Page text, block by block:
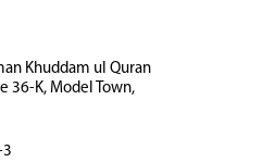
Khuddam ul Quran
36-K, Model Town,